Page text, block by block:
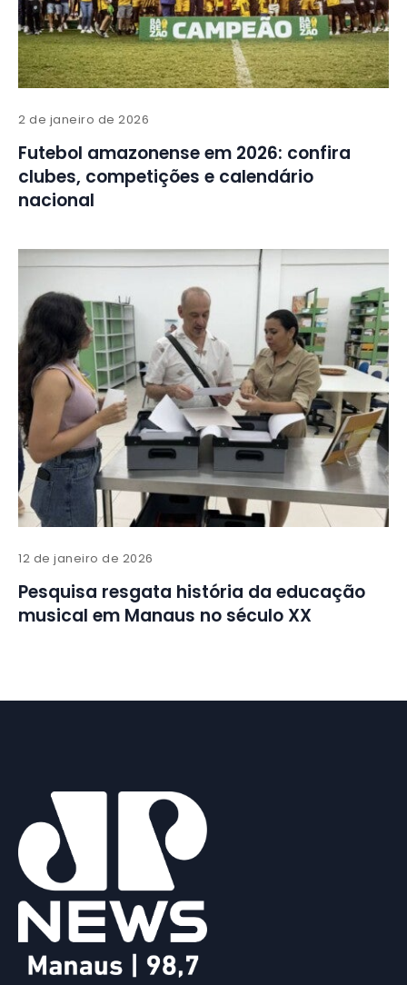
2 de janeiro de 2026
Futebol amazonense em 2026: confira
clubes, competições e calendário
nacional
12 de janeiro de 2026
Pesquisa resgata história da educação
musical em Manaus no século XX